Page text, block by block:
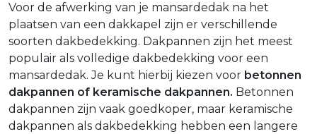
Voor de afwerking van je mansardedak na het
plaatsen van een dakkapel zijn er verschillende
soorten dakbedekking. Dakpannen zijn het meest
populair als volledige dakbedekking voor een
mansardedak. Je kunt hierbij kiezen voor betonnen
dakpannen of keramische dakpannen. Betonnen
dakpannen zijn vaak goedkoper, maar keramische
dakpannen als dakbedekking hebben een langere